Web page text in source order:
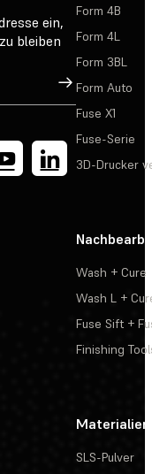
ein,
bleiben
Registrieren
Form 4B
Form 4L
Form 3BL
Form Auto
Fuse X1
Fuse-Serie
3D-Drucker
Wash + Cure
Wash L +
Fuse Sift +
Finishing
Materialien
SLS-Pulver